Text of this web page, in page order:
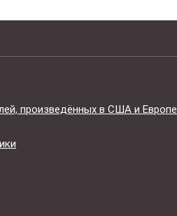
произведённых в США и Европе